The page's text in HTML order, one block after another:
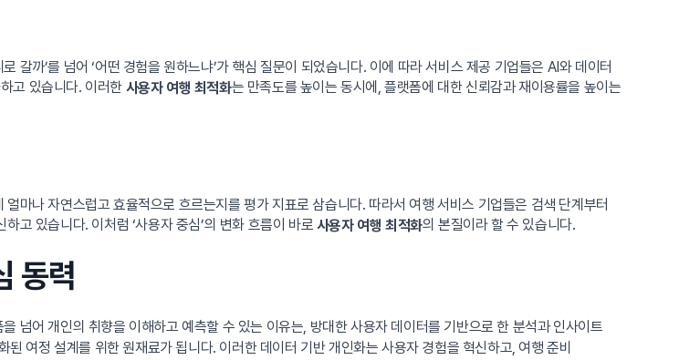
갈까’를 넘어 ‘어떤 경험을 원하느냐’가 핵심 질문이 되었습니다. 이에 따라 서비스 제공 기업들은 AI와 데이터
고 있습니다. 이러한 사용자 여행 최적화는 만족도를 높이는 동시에, 플랫폼에 대한 신뢰감과 재이용률을 높이는
마나 자연스럽고 효율적으로 흐르는지를 평가 지표로 삼습니다. 따라서 여행 서비스 기업들은 검색 단계부터
고 있습니다. 이처럼 ‘사용자 중심’의 변화 흐름이 바로 사용자 여행 최적화의 본질이라 할 수 있습니다.
동력
넘어 개인의 취향을 이해하고 예측할 수 있는 이유는, 방대한 사용자 데이터를 기반으로 한 분석과 인사이트
여정 설계를 위한 원재료가 됩니다. 이러한 데이터 기반 개인화는 사용자 경험을 혁신하고, 여행 준비